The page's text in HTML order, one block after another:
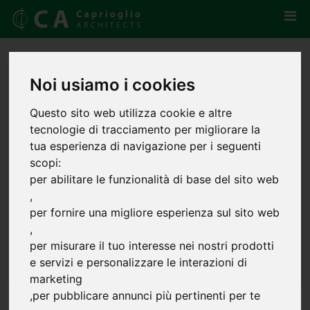
Noi usiamo i cookies
Questo sito web utilizza cookie e altre
tecnologie di tracciamento per migliorare la
tua esperienza di navigazione per i seguenti
scopi:
per abilitare le funzionalità di base del sito web
,
per fornire una migliore esperienza sul sito web
,
per misurare il tuo interesse nei nostri prodotti
e servizi e personalizzare le interazioni di
marketing
,per pubblicare annunci più pertinenti per te
A' Design Award Winner